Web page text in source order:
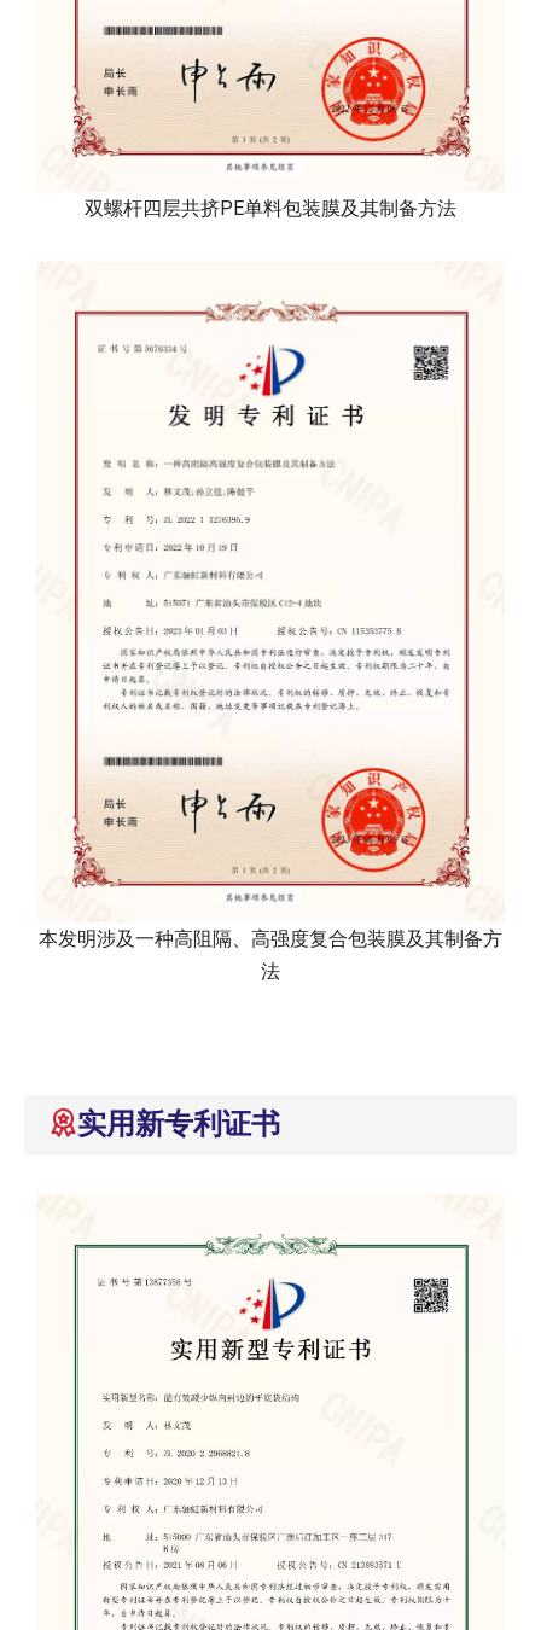
双螺杆四层共挤PE单料包装膜及其制备方法
本发明涉及一种高阻隔、高强度复合包装膜及其制备方
法
实用新专利证书